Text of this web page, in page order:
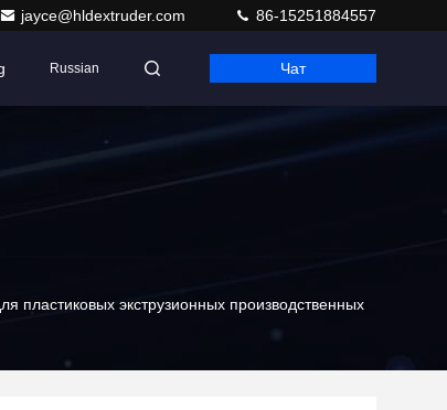
jayce@hldextruder.com 86-15251884557
Russian Чат
пластиковых экструзионных производственных